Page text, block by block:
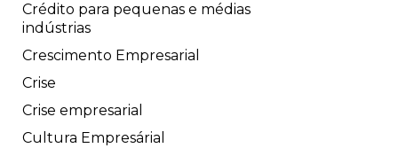
Crédito para pequenas e médias
indústrias
Crescimento Empresarial
Crise
Crise empresarial
Cultura Empresárial